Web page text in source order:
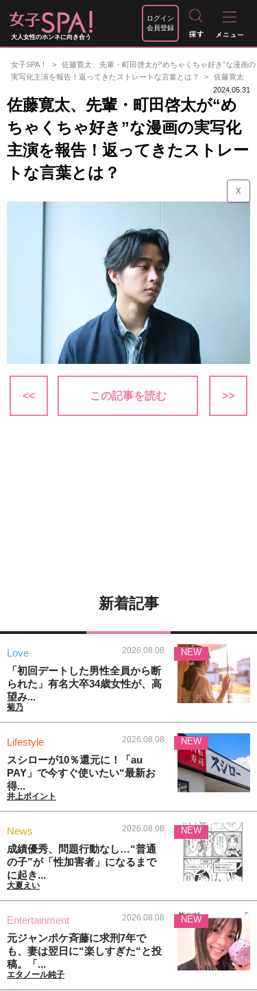
大人女性のホンネに向き合う
ログイン
会員登録
女子SPA！
佐藤寛太、先輩・町田啓太が“めちゃくちゃ好き”な漫画の
実写化主演を報告！返ってきたストレートな言葉とは？
佐藤寛太
2024.05.31
佐藤寛太、先輩・町田啓太が“め
ちゃくちゃ好き”な漫画の実写化
主演を報告！返ってきたストレー
トな言葉とは？
☓
<< この記事を読む >>
新着記事
Love 2026.08.08
「初回デートした男性全員から断
られた」有名大卒34歳女性が、高
望み...
菊乃
NEW
Lifestyle 2026.08.08
スシローが10％還元に！「au
PAY」で今すぐ使いたい“最新お
得...
井上ポイント
NEW
News 2026.08.08
成績優秀、問題行動なし…“普通
の子”が「性加害者」になるまで
に起き...
大夏えい
NEW
Entertainment 2026.08.08
元ジャンポケ斉藤に求刑7年で
も、妻は翌日に“楽しすぎた“と投
稿。「...
エタノール純子
NEW